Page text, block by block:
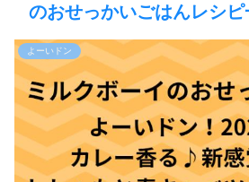
のおせっかいごはんレシピ
よーいドン